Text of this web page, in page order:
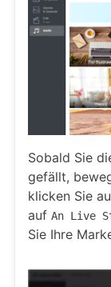
Sobald Sie
gefällt,
klicken Sie
auf An Live
Sie Ihre